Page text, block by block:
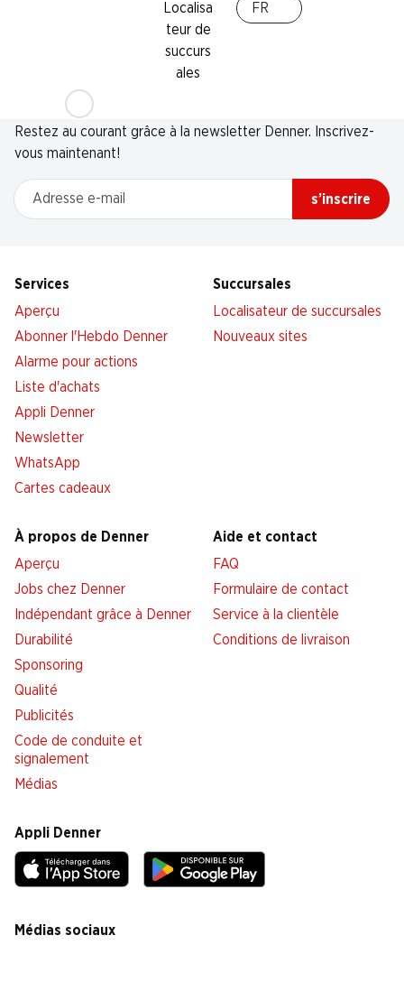
Localisa
teur de
succurs
ales
FR
Newsletter
Restez au courant grâce à la newsletter Denner. Inscrivez-
vous maintenant!
Adresse e-mail
s’inscrire
Services
Aperçu
Abonner l'Hebdo Denner
Alarme pour actions
Liste d'achats
Appli Denner
Newsletter
WhatsApp
Cartes cadeaux
Succursales
Localisateur de succursales
Nouveaux sites
À propos de Denner
Aperçu
Jobs chez Denner
Indépendant grâce à Denner
Durabilité
Sponsoring
Qualité
Publicités
Code de conduite et
signalement
Médias
Aide et contact
FAQ
Formulaire de contact
Service à la clientèle
Conditions de livraison
Appli Denner
Médias sociaux